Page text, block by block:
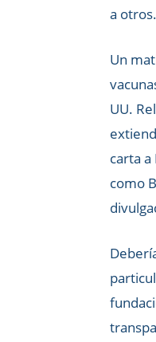
a
Un
UU.
carta a
como